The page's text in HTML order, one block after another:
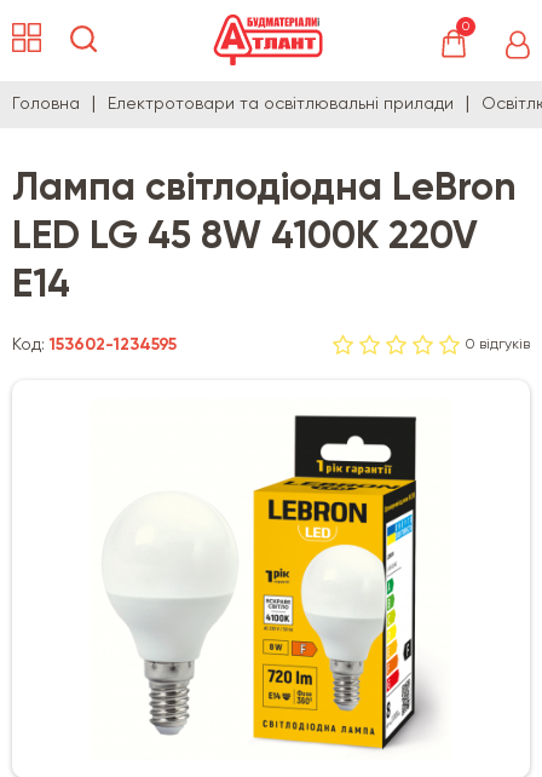
0
Головна Електротовари та освітлювальні прилади
Лампа світлодіодна LeBron
LED LG 45 8W 4100K 220V
E14
Код:153602-1234595 0 відгуків